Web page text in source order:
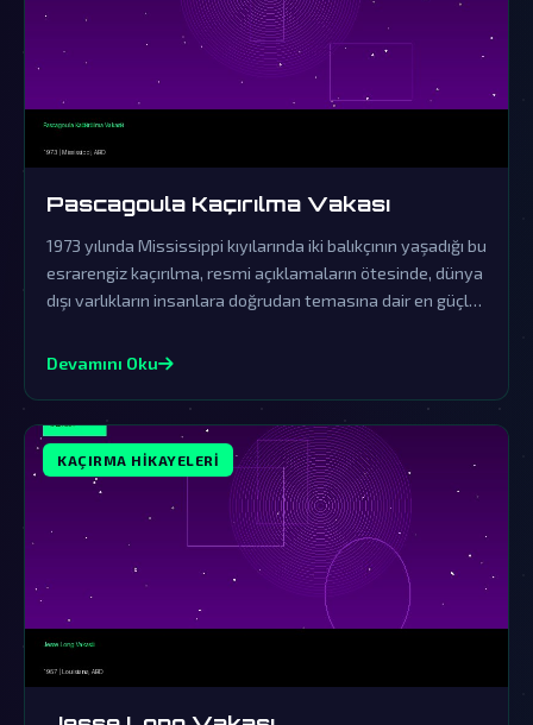
Pascagoula Kaçırılma Vakası
1973 yılında Mississippi kıyılarında iki balıkçının yaşadığı bu
esrarengiz kaçırılma, resmi açıklamaların ötesinde, dünya
dışı varlıkların insanlara doğrudan temasına dair en güçlü
yaşananların gerçekliği, paranormal olayları anlamaya
Devamını Oku
KAÇIRMA HIKAYELERI